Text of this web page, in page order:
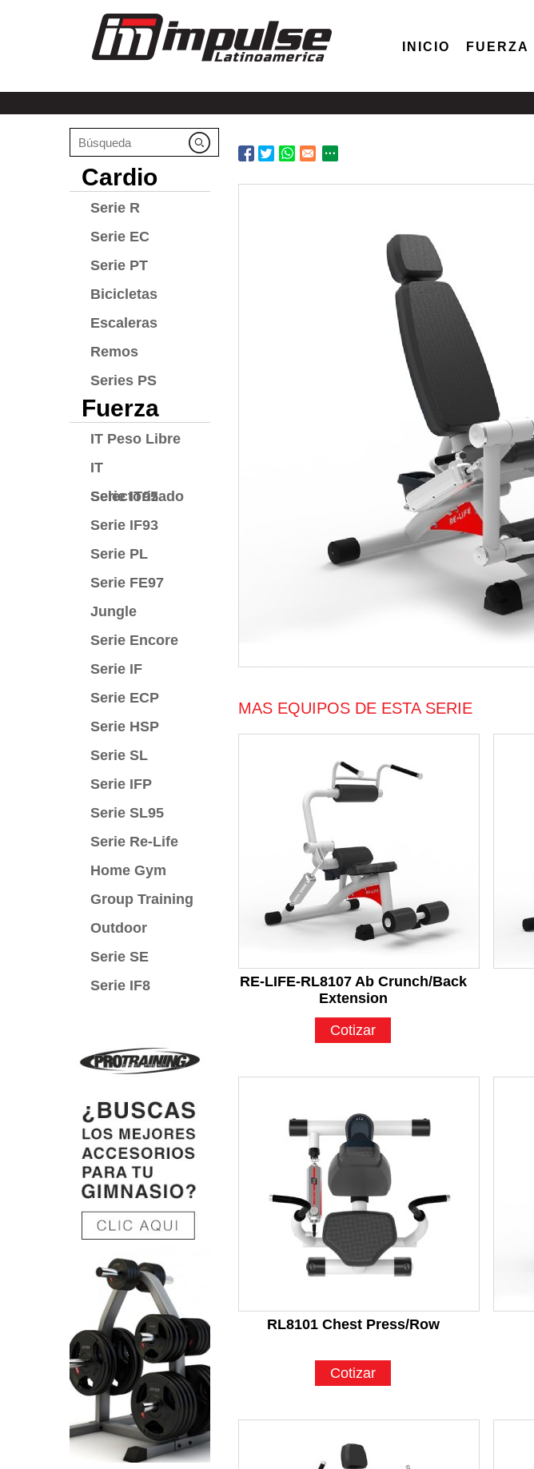
INICIO FUERZA
Cardio
Serie R
Serie EC
Serie PT
Bicicletas
Escaleras
Remos
Series PS
Fuerza
IT Peso Libre
IT
Selectorizado
Serie IT95
Serie IF93
Serie PL
Serie FE97
Jungle
Serie Encore
Serie IF
Serie ECP
Serie HSP
Serie SL
Serie IFP
Serie SL95
Serie Re-Life
Home Gym
Group Training
Outdoor
Serie SE
Serie IF8
MAS EQUIPOS DE ESTA SERIE
RE-LIFE-RL8107 Ab Crunch/Back
Extension
Cotizar
RL8101 Chest Press/Row
Cotizar